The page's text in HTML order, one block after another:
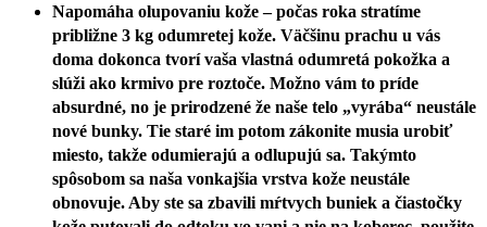
Napomáha olupovaniu kože – počas roka stratíme
približne 3 kg odumretej kože. Väčšinu prachu u vás
doma dokonca tvorí vaša vlastná odumretá pokožka a
slúži ako krmivo pre roztoče. Možno vám to príde
absurdné, no je prirodzené že naše telo „vyrába“ neustále
nové bunky. Tie staré im potom zákonite musia urobiť
miesto, takže odumierajú a odlupujú sa. Takýmto
spôsobom sa naša vonkajšia vrstva kože neustále
obnovuje. Aby ste sa zbavili mŕtvych buniek a čiastočky